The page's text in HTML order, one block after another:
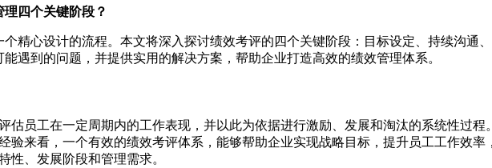
四个关键阶段？
精心设计的流程。本文将深入探讨绩效考评的四个关键阶段：目标设定、持续沟通
遇到的问题，并提供实用的解决方案，帮助企业打造高效的绩效管理体系。
估员工在一定周期内的工作表现，并以此为依据进行激励、发展和淘汰的系统性过
验来看，一个有效的绩效考评体系，能够帮助企业实现战略目标，提升员工工作效
性、发展阶段和管理需求。